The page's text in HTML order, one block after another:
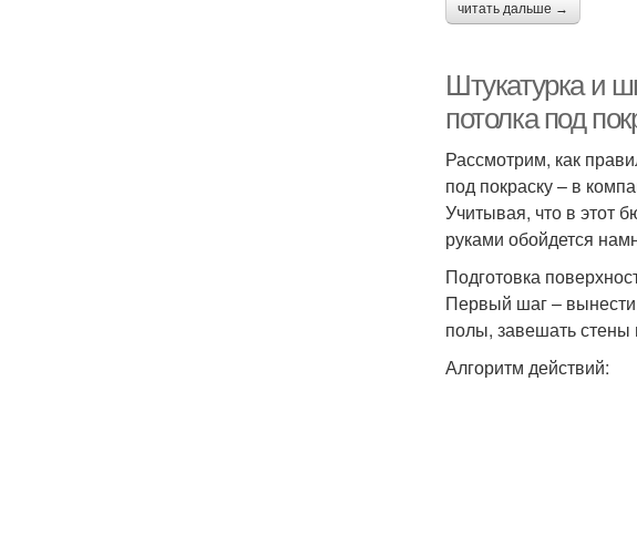
читать дальше →
Штукатурка и
потолка под
Рассмотрим, как
под покраску – в
Учитывая, что в этот
руками обойдется
Подготовка
Первый шаг –
полы, завешать
Алгоритм действий: